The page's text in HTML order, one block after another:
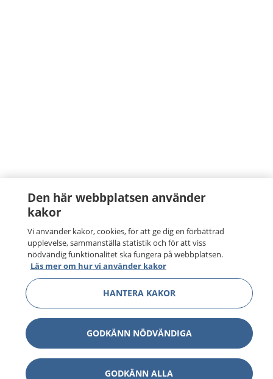
Den här webbplatsen använder
kakor
Vi använder kakor, cookies, för att ge dig en förbättrad
upplevelse, sammanställa statistik och för att viss
nödvändig funktionalitet ska fungera på webbplatsen.
Läs mer om hur vi använder kakor
HANTERA KAKOR
GODKÄNN NÖDVÄNDIGA
GODKÄNN ALLA